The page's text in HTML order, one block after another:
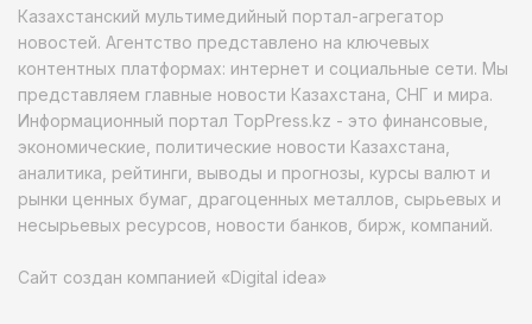
Казахстанский мультимедийный портал-агрегатор
новостей. Агентство представлено на ключевых
контентных платформах: интернет и социальные сети. Мы
представляем главные новости Казахстана, СНГ и мира.
Информационный портал TopPress.kz - это финансовые,
экономические, политические новости Казахстана,
аналитика, рейтинги, выводы и прогнозы, курсы валют и
рынки ценных бумаг, драгоценных металлов, сырьевых и
несырьевых ресурсов, новости банков, бирж, компаний.
Сайт создан компанией «Digital idea»